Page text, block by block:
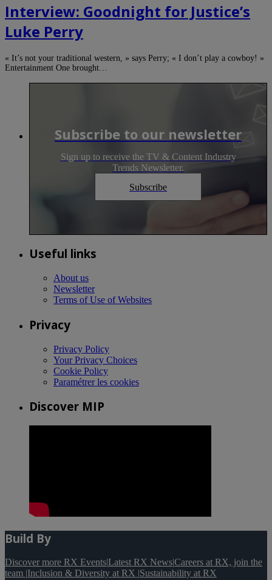
Interview: Goodnight for Justice’s
Luke Perry
« It’s not your traditional western, » says Perry; « I don’t play a cowboy! »
Entertainment One brought…
Subscribe to our newsletter
Sign up to receive the TV & Content Industry
Trends Newsletter.
Subscribe
Useful links
About us
Newsletter
Terms of Use of Websites
Privacy
Privacy Policy
Your Privacy Choices
Cookie Policy
Paramétrer les cookies
Discover MIP
Build By
Discover more RX Events|Latest RX News|Careers at RX, join the
team |Inclusion & Diversity at RX |Sustainability at RX